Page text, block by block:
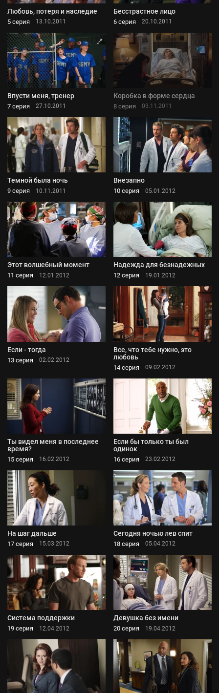
Любовь, потеря и наследие
5 серия 13.10.2011
Бесстрастное лицо
6 серия 20.10.2011
Впусти меня, тренер
7 серия 27.10.2011
Коробка в форме сердца
8 серия 03.11.2011
Темной была ночь
9 серия 10.11.2011
Внезапно
10 серия 05.01.2012
Этот волшебный момент
11 серия 12.01.2012
Надежда для безнадежных
12 серия 19.01.2012
Если - тогда
13 серия 02.02.2012
Все, что тебе нужно, это
любовь
14 серия 09.02.2012
Ты видел меня в последнее
время?
15 серия 16.02.2012
Если бы только ты был
одинок
16 серия 23.02.2012
На шаг дальше
17 серия 15.03.2012
Сегодня ночью лев спит
18 серия 05.04.2012
Система поддержки
19 серия 12.04.2012
Девушка без имени
20 серия 19.04.2012